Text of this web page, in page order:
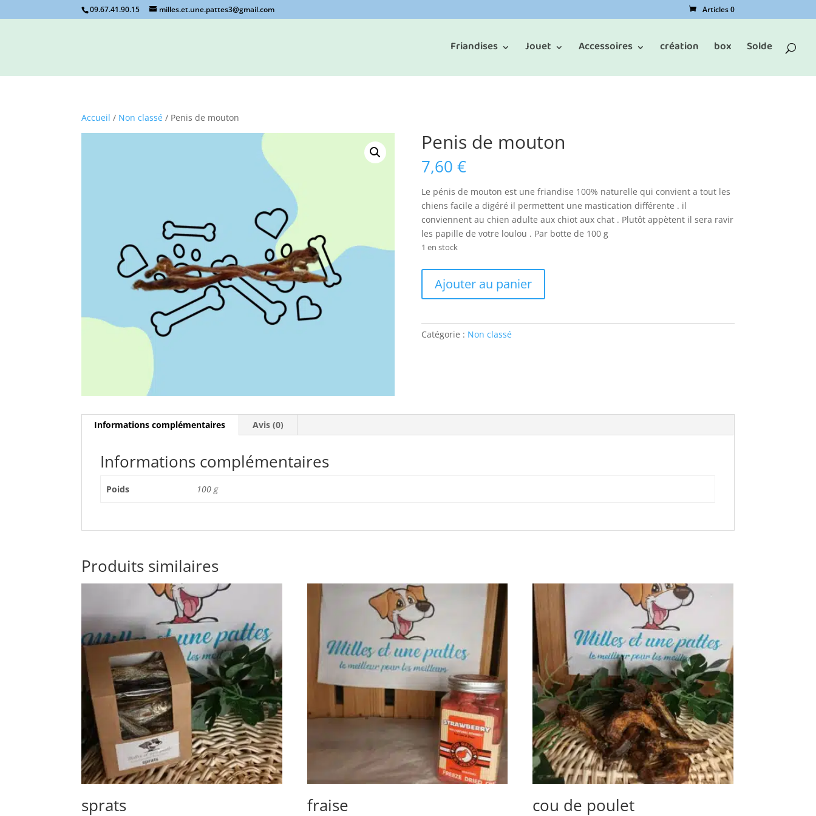
09.67.41.90.15 milles.et.une.pattes3@gmail.com Articles 0
Friandises Jouet Accessoires création box Solde
Accueil / Non classé / Penis de mouton
Penis de mouton
7,60 €
Le pénis de mouton est une friandise 100% naturelle qui convient a tout les
chiens facile a digéré il permettent une mastication différente . il
conviennent au chien adulte aux chiot aux chat . Plutôt appètent il sera ravir
les papille de votre loulou . Par botte de 100 g
1 en stock
Penis
mouton
Ajouter au panier
Catégorie : Non classé
Informations complémentaires Avis (0)
Informations complémentaires
Poids 100 g
Produits similaires
sprats fraise cou de poulet